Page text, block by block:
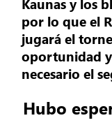
Kaunas y los
por lo que el
jugará el
oportunidad
necesario el
Hubo